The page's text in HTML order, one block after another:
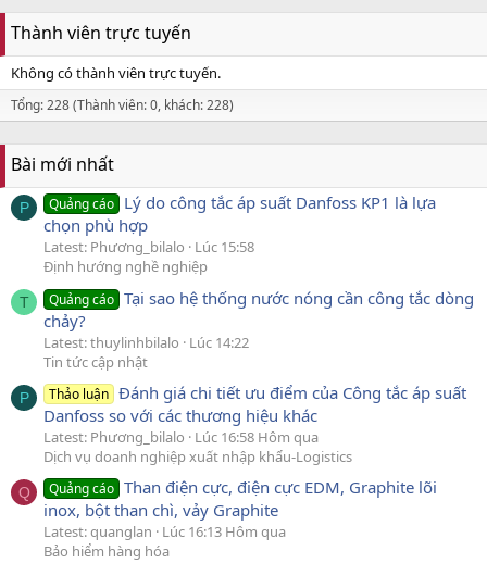
Thành viên trực tuyến
Không có thành viên trực tuyến.
Tổng: 228 (Thành viên: 0, khách: 228)
Bài mới nhất
P Quảng cáo Lý do công tắc áp suất Danfoss KP1 là lựa
chọn phù hợp
Latest: Phương_bilalo
Lúc 15:58
Định hướng nghề nghiệp
T Quảng cáo Tại sao hệ thống nước nóng cần công tắc dòng
chảy?
Latest: thuylinhbilalo
Lúc 14:22
Tin tức cập nhật
P Thảo luận Đánh giá chi tiết ưu điểm của Công tắc áp suất
Danfoss so với các thương hiệu khác
Latest: Phương_bilalo
Lúc 16:58 Hôm qua
Dịch vụ doanh nghiệp xuất nhập khẩu-Logistics
Q Quảng cáo Than điện cực, điện cực EDM, Graphite lõi
inox, bột than chì, vảy Graphite
Latest: quanglan
Lúc 16:13 Hôm qua
Bảo hiểm hàng hóa